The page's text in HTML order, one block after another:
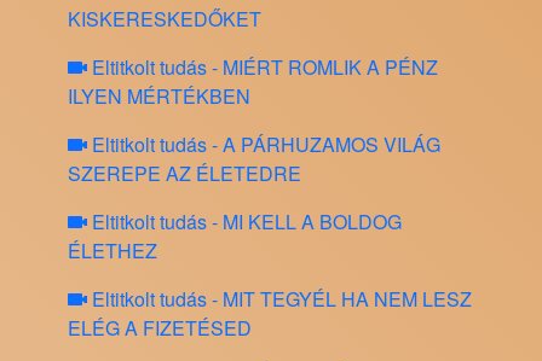
KISKERESKEDŐKET
Eltitkolt tudás - MIÉRT ROMLIK A PÉNZ
ILYEN MÉRTÉKBEN
Eltitkolt tudás - A PÁRHUZAMOS VILÁG
SZEREPE AZ ÉLETEDRE
Eltitkolt tudás - MI KELL A BOLDOG
ÉLETHEZ
Eltitkolt tudás - MIT TEGYÉL HA NEM LESZ
ELÉG A FIZETÉSED